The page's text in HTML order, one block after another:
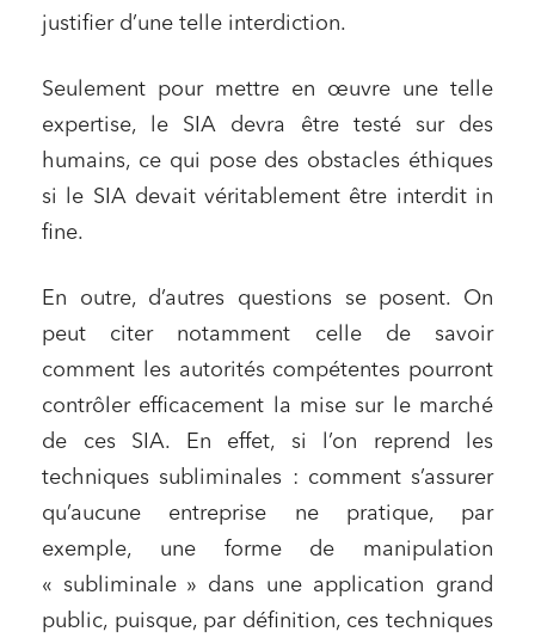
justifier d’une telle interdiction.
Seulement pour mettre en œuvre une telle
expertise, le SIA devra être testé sur des
humains, ce qui pose des obstacles éthiques
si le SIA devait véritablement être interdit in
fine.
En outre, d’autres questions se posent. On
peut citer notamment celle de savoir
comment les autorités compétentes pourront
contrôler efficacement la mise sur le marché
de ces SIA. En effet, si l’on reprend les
techniques subliminales : comment s’assurer
qu’aucune entreprise ne pratique, par
exemple, une forme de manipulation
« subliminale » dans une application grand
public, puisque, par définition, ces techniques